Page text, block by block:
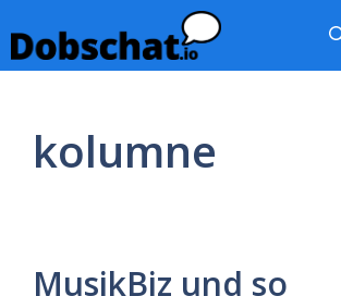
Inhalt
springen
kolumne
MusikBiz und so